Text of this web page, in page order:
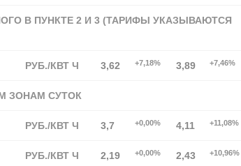
В ПУНКТЕ 2 И 3 (ТАРИФЫ УКАЗЫВАЮТСЯ
РУБ./КВТ Ч 3,62 +7,18% 3,89 +7,46%
ЗОНАМ СУТОК
РУБ./КВТ Ч 3,7 +0,00% 4,11 +11,08%
РУБ./КВТ Ч 2,19 +0,00% 2,43 +10,96%